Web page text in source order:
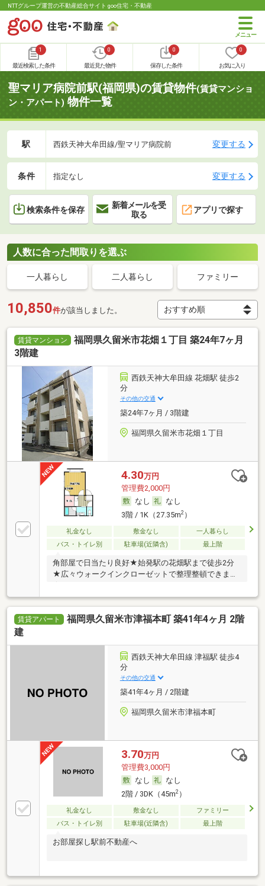
NTTグループ運営の不動産総合サイト goo住宅・不動産
1
最近検索した条件
0
最近見た物件
0
保存した条件
0
お気に入り
聖マリア病院前駅(福岡県)の賃貸物件(賃貸マンショ
ン・アパート) 物件一覧
駅 西鉄天神大牟田線/聖マリア病院前 変更する
条件 指定なし 変更する
検索条件を保存
新着メールを受
取る
アプリで探す
人数に合った間取りを選ぶ
一人暮らし 二人暮らし ファミリー
10,850件が該当しました。
賃貸マンション
福岡県久留米市花畑１丁目 築24年7ヶ月
3階建
西鉄天神大牟田線 花畑駅 徒歩2
分
その他の交通
築24年7ヶ月 / 3階建
福岡県久留米市花畑１丁目
4.30万円
管理費2,000円
なし
なし
3階 / 1K（27.35m2）
礼金なし 敷金なし
一人暮らし
バス・トイレ別
駐車場(近隣含) 最上階
角部屋で日当たり良好★始発駅の花畑駅まで徒歩2分
★広々ウォークインクローゼットで整理整頓できます
賃貸アパート
福岡県久留米市津福本町 築41年4ヶ月 2階
建
西鉄天神大牟田線 津福駅 徒歩4
分
その他の交通
築41年4ヶ月 / 2階建
福岡県久留米市津福本町
3.70万円
管理費3,000円
なし
なし
2階 / 3DK（45m2）
礼金なし 敷金なし
ファミリー
バス・トイレ別
駐車場(近隣含) 最上階
お部屋探し駅前不動産へ